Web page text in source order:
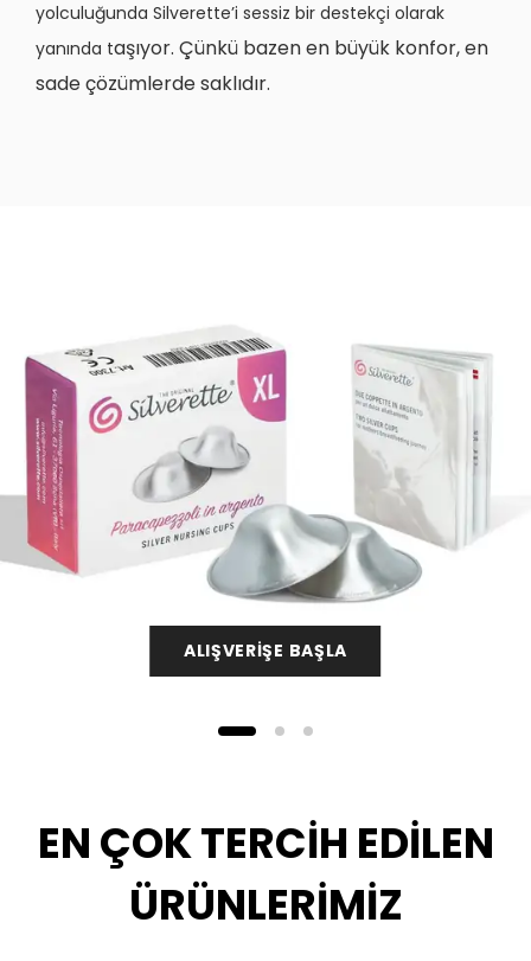
yolculuğunda Silverette’i sessiz bir destekçi olarak
yanında taşıyor. Çünkü bazen en büyük konfor, en
sade çözümlerde saklıdır.
ALIŞVERİŞE BAŞLA
EN ÇOK TERCİH EDİLEN
ÜRÜNLERİMİZ